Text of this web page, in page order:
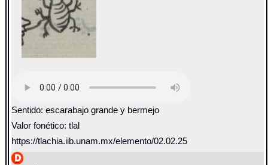
Sentido: escarabajo grande y bermejo
Valor fonético: tlal
https://tlachia.iib.unam.mx/elemento/02.02.25